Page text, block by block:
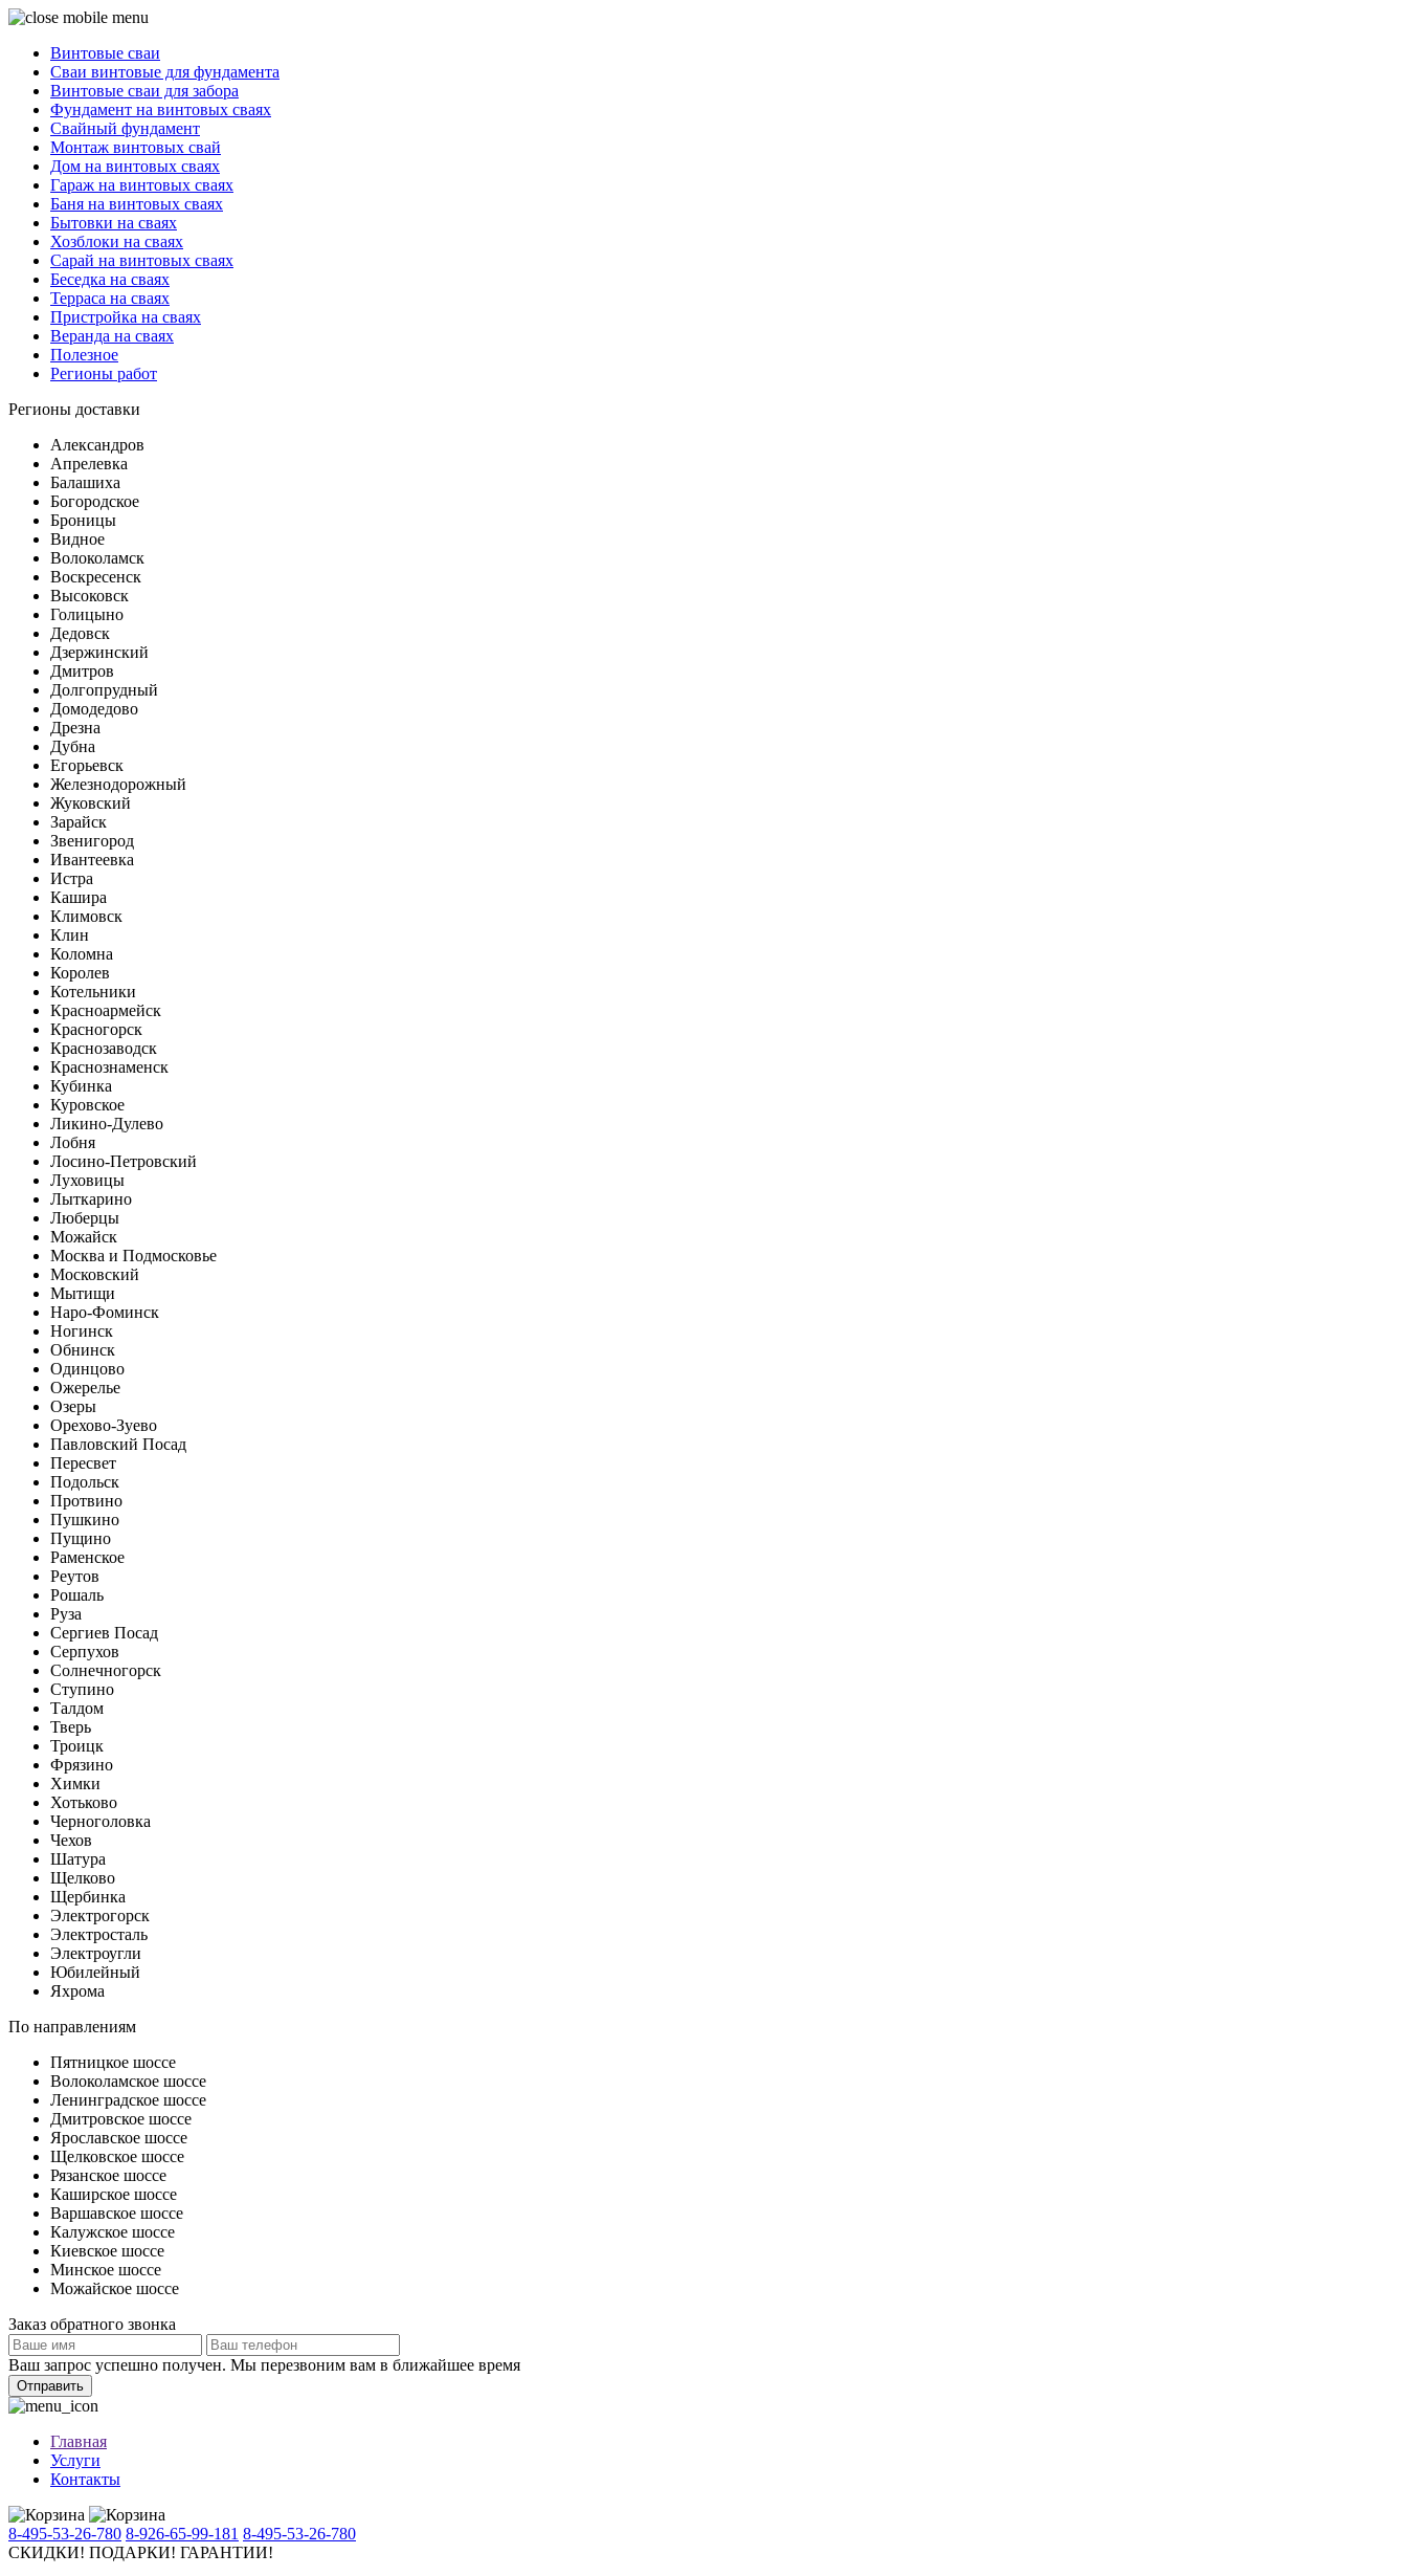
Винтовые сваи
Сваи винтовые для фундамента
Винтовые сваи для забора
Фундамент на винтовых сваях
Свайный фундамент
Монтаж винтовых свай
Дом на винтовых сваях
Гараж на винтовых сваях
Баня на винтовых сваях
Бытовки на сваях
Хозблоки на сваях
Сарай на винтовых сваях
Беседка на сваях
Терраса на сваях
Пристройка на сваях
Веранда на сваях
Полезное
Регионы работ
Регионы доставки
Александров
Апрелевка
Балашиха
Богородское
Броницы
Видное
Волоколамск
Воскресенск
Высоковск
Голицыно
Дедовск
Дзержинский
Дмитров
Долгопрудный
Домодедово
Дрезна
Дубна
Егорьевск
Железнодорожный
Жуковский
Зарайск
Звенигород
Ивантеевка
Истра
Кашира
Климовск
Клин
Коломна
Королев
Котельники
Красноармейск
Красногорск
Краснозаводск
Краснознаменск
Кубинка
Куровское
Ликино-Дулево
Лобня
Лосино-Петровский
Луховицы
Лыткарино
Люберцы
Можайск
Москва и Подмосковье
Московский
Мытищи
Наро-Фоминск
Ногинск
Обнинск
Одинцово
Ожерелье
Озеры
Орехово-Зуево
Павловский Посад
Пересвет
Подольск
Протвино
Пушкино
Пущино
Раменское
Реутов
Рошаль
Руза
Сергиев Посад
Серпухов
Солнечногорск
Ступино
Талдом
Тверь
Троицк
Фрязино
Химки
Хотьково
Черноголовка
Чехов
Шатура
Щелково
Щербинка
Электрогорск
Электросталь
Электроугли
Юбилейный
Яхрома
По направлениям
Пятницкое шоссе
Волоколамское шоссе
Ленинградское шоссе
Дмитровское шоссе
Ярославское шоссе
Щелковское шоссе
Рязанское шоссе
Каширское шоссе
Варшавское шоссе
Калужское шоссе
Киевское шоссе
Минское шоссе
Можайское шоссе
Заказ обратного звонка
Ваш запрос успешно получен. Мы перезвоним вам в ближайшее время
Отправить
Главная
Услуги
Контакты
8-495-53-26-780 8-926-65-99-181 8-495-53-26-780
СКИДКИ! ПОДАРКИ! ГАРАНТИИ!